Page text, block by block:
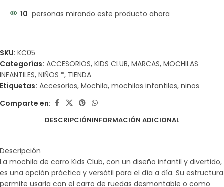
10 personas mirando este producto ahora
SKU: KC05
Categorías: ACCESORIOS, KIDS CLUB, MARCAS, MOCHILAS
INFANTILES, NIÑOS *, TIENDA
Etiquetas: Accesorios, Mochila, mochilas infantiles, ninos
Comparte en:
DESCRIPCIÓNINFORMACIÓN ADICIONAL
Descripción
La mochila de carro Kids Club, con un diseño infantil y divertido,
es una opción práctica y versátil para el día a día. Su estructura
permite usarla con el carro de ruedas desmontable o como